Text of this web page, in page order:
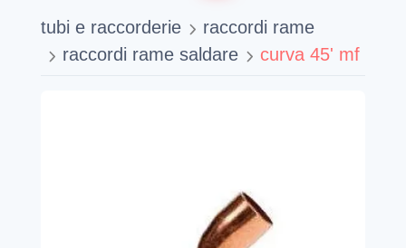
tubi e raccorderie
raccordi rame
raccordi rame saldare
curva 45' mf